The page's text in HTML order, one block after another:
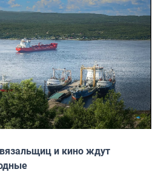
и кино ждут